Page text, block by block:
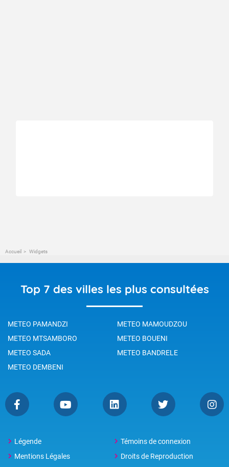
Accueil Widgets
Top 7 des villes les plus consultées
METEO PAMANDZI
METEO MAMOUDZOU
METEO MTSAMBORO
METEO BOUENI
METEO SADA
METEO BANDRELE
METEO DEMBENI
Légende
Témoins de connexion
Mentions Légales
Droits de Reproduction